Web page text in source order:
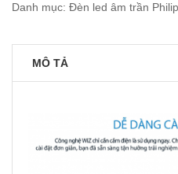
Danh mục: Đèn led âm trần
MÔ TẢ